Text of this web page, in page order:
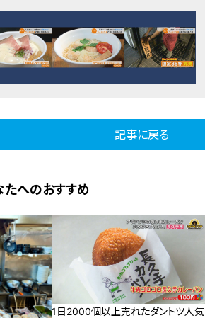
記事に戻る
へのおすすめ
1日2000個以上売れたダントツ人気